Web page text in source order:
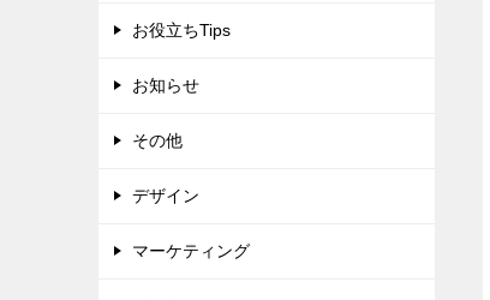
お役立ちTips
お知らせ
その他
デザイン
マーケティング